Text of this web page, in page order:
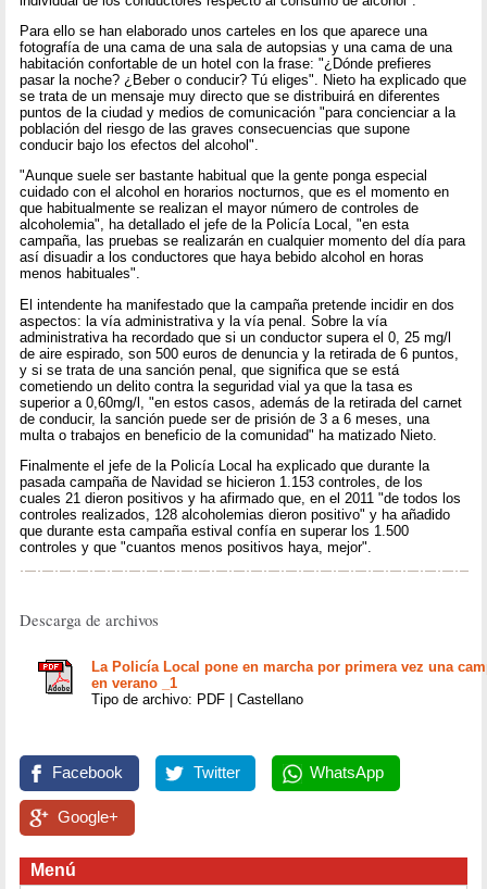
Para ello se han elaborado unos carteles en los que aparece una
fotografía de una cama de una sala de autopsias y una cama de una
habitación confortable de un hotel con la frase: "¿Dónde prefieres
pasar la noche? ¿Beber o conducir? Tú eliges". Nieto ha explicado que
se trata de un mensaje muy directo que se distribuirá en diferentes
puntos de la ciudad y medios de comunicación "para concienciar a la
población del riesgo de las graves consecuencias que supone
conducir bajo los efectos del alcohol".
"Aunque suele ser bastante habitual que la gente ponga especial
cuidado con el alcohol en horarios nocturnos, que es el momento en
que habitualmente se realizan el mayor número de controles de
alcoholemia", ha detallado el jefe de la Policía Local, "en esta
campaña, las pruebas se realizarán en cualquier momento del día para
así disuadir a los conductores que haya bebido alcohol en horas
menos habituales".
El intendente ha manifestado que la campaña pretende incidir en dos
aspectos: la vía administrativa y la vía penal. Sobre la vía
administrativa ha recordado que si un conductor supera el 0, 25 mg/l
de aire espirado, son 500 euros de denuncia y la retirada de 6 puntos,
y si se trata de una sanción penal, que significa que se está
cometiendo un delito contra la seguridad vial ya que la tasa es
superior a 0,60mg/l, "en estos casos, además de la retirada del carnet
de conducir, la sanción puede ser de prisión de 3 a 6 meses, una
multa o trabajos en beneficio de la comunidad" ha matizado Nieto.
Finalmente el jefe de la Policía Local ha explicado que durante la
pasada campaña de Navidad se hicieron 1.153 controles, de los
cuales 21 dieron positivos y ha afirmado que, en el 2011 "de todos los
controles realizados, 128 alcoholemias dieron positivo" y ha añadido
que durante esta campaña estival confía en superar los 1.500
controles y que "cuantos menos positivos haya, mejor".
Descarga de archivos
La Policía Local pone en marcha por primera vez una
en verano _1
Tipo de archivo: PDF | Castellano
Facebook Twitter WhatsApp
Google+
Menú